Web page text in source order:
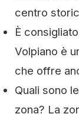
centro
È
Volpiano è
che offre
Quali sono
zona? La